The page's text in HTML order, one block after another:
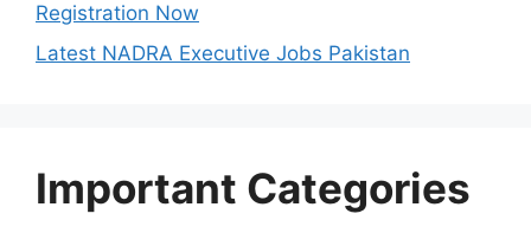
Registration Now
Latest NADRA Executive Jobs Pakistan
Important Categories